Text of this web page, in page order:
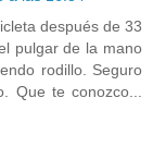
después de 33
pulgar de la mano
rodillo. Seguro
Que te conozco...